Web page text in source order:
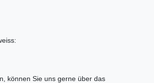
können Sie uns gerne über das